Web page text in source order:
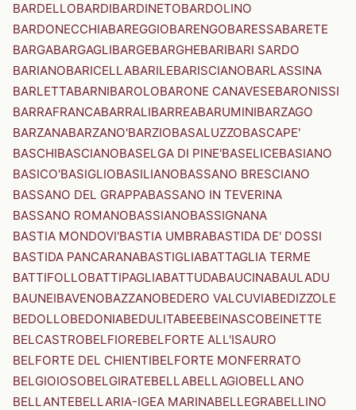
BARDELLOBARDIBARDINETOBARDOLINO
BARDONECCHIABAREGGIOBARENGOBARESSABARETE
BARGABARGAGLIBARGEBARGHEBARIBARI SARDO
BARIANOBARICELLABARILEBARISCIANOBARLASSINA
BARLETTABARNIBAROLOBARONE CANAVESEBARONISSI
BARRAFRANCABARRALIBARREABARUMINIBARZAGO
BARZANABARZANO'BARZIOBASALUZZOBASCAPE'
BASCHIBASCIANOBASELGA DI PINE'BASELICEBASIANO
BASICO'BASIGLIOBASILIANOBASSANO BRESCIANO
BASSANO DEL GRAPPABASSANO IN TEVERINA
BASSANO ROMANOBASSIANOBASSIGNANA
BASTIA MONDOVI'BASTIA UMBRABASTIDA DE' DOSSI
BASTIDA PANCARANABASTIGLIABATTAGLIA TERME
BATTIFOLLOBATTIPAGLIABATTUDABAUCINABAULADU
BAUNEIBAVENOBAZZANOBEDERO VALCUVIABEDIZZOLE
BEDOLLOBEDONIABEDULITABEEBEINASCOBEINETTE
BELCASTROBELFIOREBELFORTE ALL'ISAURO
BELFORTE DEL CHIENTIBELFORTE MONFERRATO
BELGIOIOSOBELGIRATEBELLABELLAGIOBELLANO
BELLANTEBELLARIA-IGEA MARINABELLEGRABELLINO